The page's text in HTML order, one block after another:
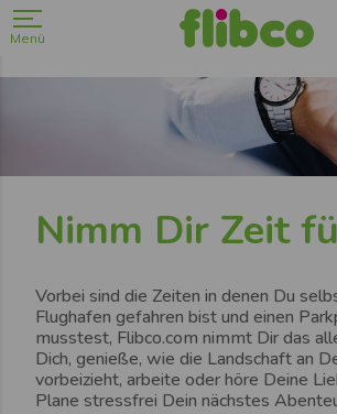
Menü
Nimm Dir Zeit
Vorbei sind die Zeiten in denen Du
Flughafen gefahren bist und einen
musstest, Flibco.com nimmt Dir das
Dich, genieße, wie die Landschaft an
vorbeizieht, arbeite oder höre Deine
Plane stressfrei Dein nächstes